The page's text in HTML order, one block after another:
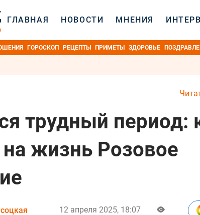
ГЛАВНАЯ НОВОСТИ МНЕНИЯ
ГОРОСКОП РЕЦЕПТЫ ПРИМЕТЫ ЗДОРОВЬЕ
трудный период:
жизнь Розовое
12 апреля 2025, 18:07